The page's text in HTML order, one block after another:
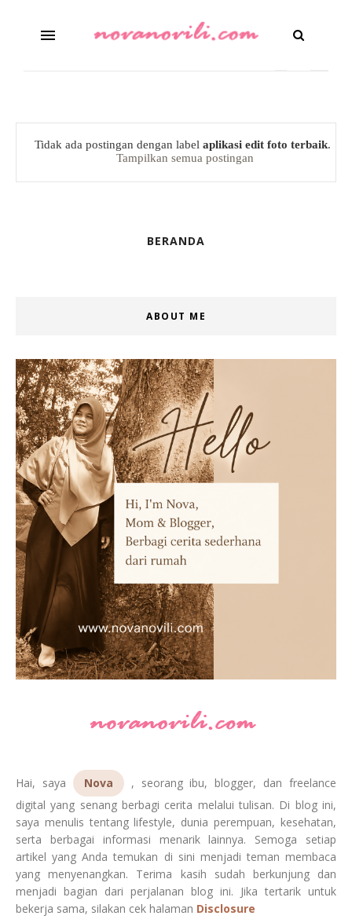
Tidak ada postingan dengan label aplikasi edit foto terbaik.
Tampilkan semua postingan
BERANDA
ABOUT ME
Hai, saya Nova
, seorang ibu, blogger, dan freelance
digital yang senang berbagi cerita melalui tulisan. Di blog ini,
saya menulis tentang lifestyle, dunia perempuan, kesehatan,
serta berbagai informasi menarik lainnya. Semoga setiap
artikel yang Anda temukan di sini menjadi teman membaca
yang menyenangkan. Terima kasih sudah berkunjung dan
menjadi bagian dari perjalanan blog ini. Jika tertarik untuk
bekerja sama, silakan cek halaman Disclosure